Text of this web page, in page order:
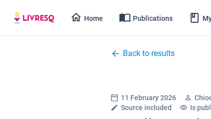
Home Publications
Back to results
11 February 2026
Source included
Is